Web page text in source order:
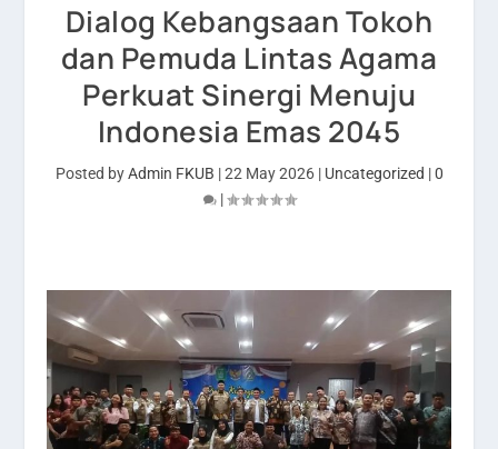
Dialog Kebangsaan Tokoh
dan Pemuda Lintas Agama
Perkuat Sinergi Menuju
Indonesia Emas 2045
Posted byAdmin FKUB |22 May 2026| Uncategorized |0
|